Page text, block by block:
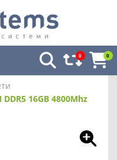
0 0
16GB 4800Mhz